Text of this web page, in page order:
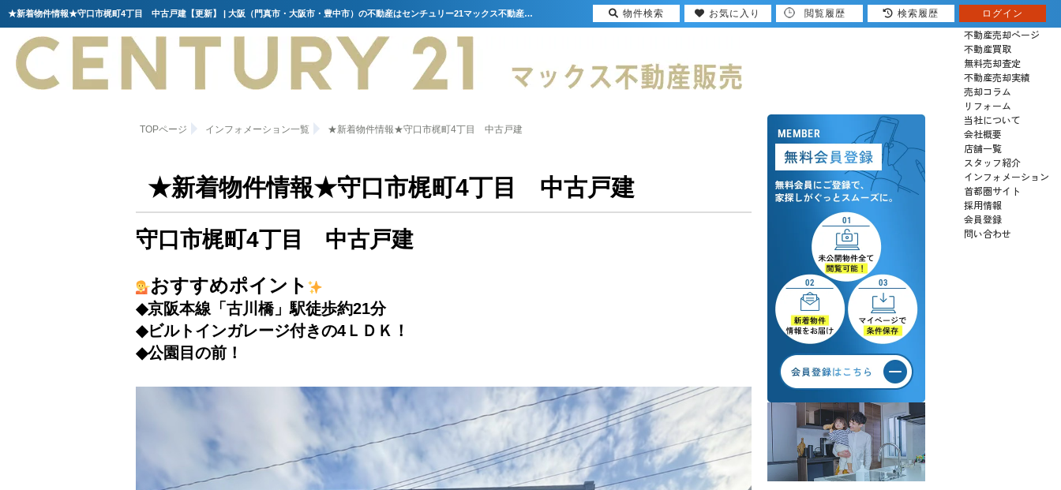
★新着物件情報★守口市梶町4丁目 中古戸建【更新】 | 大阪（門真市・大阪市・豊中市）の不動産はセンチュリー21マックス不動産販売
売りたい
不動産売却ページ
不動産買取
無料売却査定
不動産売却実績
売却コラム
リフォーム
当社について
会社概要
店舗一覧
スタッフ紹介
インフォメーション
首都圏サイト
採用情報
会員登録
問い合わせ
TOPページ インフォメーション一覧 ★新着物件情報★守口市梶町4丁目 中古戸建
★新着物件情報★守口市梶町4丁目 中古戸建
守口市梶町4丁目 中古戸建
おすすめポイント
◆京阪本線「古川橋」駅徒歩約21分
◆ビルトインガレージ付きの4ＬＤＫ！
◆公園目の前！
物件検索 お気に入り 閲覧履歴 検索履歴 ログイン